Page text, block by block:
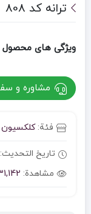
ترانه کد 808
ویژگی های محصول
مشاوره و
فئة:کلکسیون اسکار
تاريخ التحديث:
مشاهدة: 31,142